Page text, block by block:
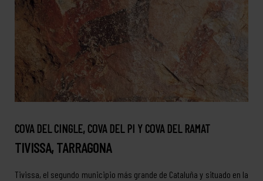
COVA DEL CINGLE, COVA DEL PI Y COVA DEL RAMAT
TIVISSA, TARRAGONA
Tivissa, el segundo municipio más grande de Cataluña y situado en la